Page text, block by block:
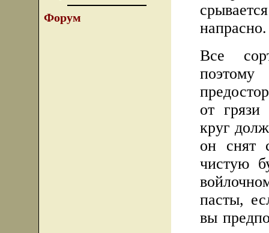
Форум
напрасно.
Все
от
круг
он снят
чистую
пасты,
вы